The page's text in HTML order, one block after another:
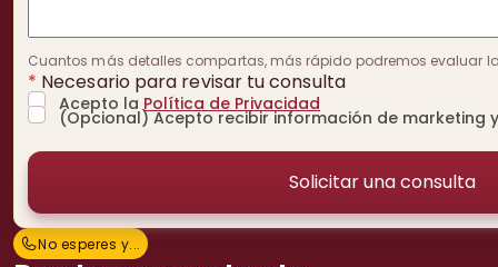
No esperes y...
No esperes y...
Cuantos más detalles compartas, más rápido podremos evaluar
* Necesario para revisar tu consulta
Acepto laPolítica de Privacidad
(Opcional) Acepto recibir información de marketing